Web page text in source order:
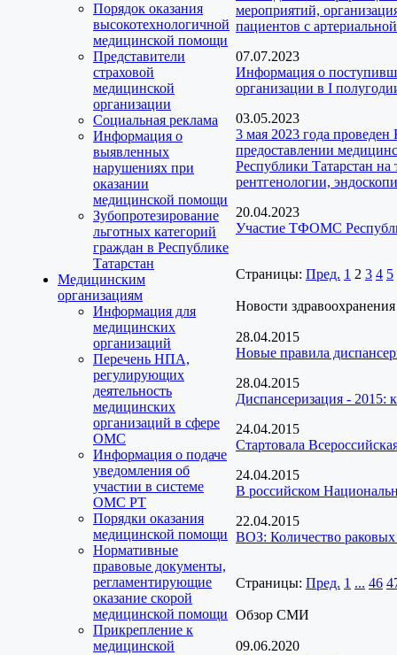
Порядок оказания
высокотехнологичной
медицинской помощи
Представители
страховой
медицинской
организации
Социальная реклама
Информация о
выявленных
нарушениях при
оказании
медицинской помощи
Зубопротезирование
льготных категорий
граждан в Республике
Татарстан
Медицинским
организациям
Информация для
медицинских
организаций
Перечень НПА,
регулирующих
деятельность
медицинских
организаций в сфере
ОМС
Информация о подаче
уведомления об
участии в системе
ОМС РТ
Порядки оказания
медицинской помощи
Нормативные
правовые документы,
регламентирующие
оказание скорой
медицинской помощи
Прикрепление к
медицинской
мероприятий,
пациентов с
07.07.2023
Информация о
организации в I
03.05.2023
3 мая 2023 года
предоставлении
Республики Татарстан
рентгенологии,
20.04.2023
Участие ТФОМС
Страницы: Пред. 1 2 3 4 5
Новости здравоохранения
28.04.2015
Новые правила
28.04.2015
Диспансеризация - 2015:
24.04.2015
Стартовала
24.04.2015
В российском
22.04.2015
ВОЗ: Количество раковых
Страницы: Пред. 1 ... 46
Обзор СМИ
09.06.2020